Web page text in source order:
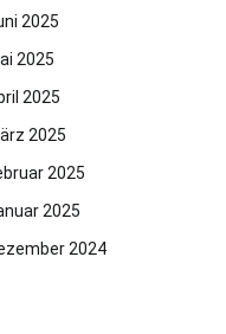
2025
2025
2025
2025
2025
2025
2024